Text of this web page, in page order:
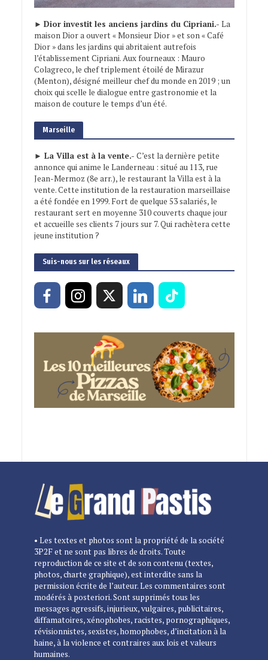
► Dior investit les anciens jardins du Cipriani.- La
maison Dior a ouvert « Monsieur Dior » et son « Café
Dior » dans les jardins qui abritaient autrefois
l’établissement Cipriani. Aux fourneaux : Mauro
Colagreco, le chef triplement étoilé de Mirazur
(Menton), désigné meilleur chef du monde en 2019 ; un
choix qui scelle le dialogue entre gastronomie et la
maison de couture le temps d’un été.
Marseille
► La Villa est à la vente.- C’est la dernière petite
annonce qui anime le Landerneau : situé au 113, rue
Jean-Mermoz (8e arr.), le restaurant la Villa est à la
vente. Cette institution de la restauration marseillaise
a été fondée en 1999. Fort de quelque 53 salariés, le
restaurant sert en moyenne 310 couverts chaque jour
et accueille ses clients 7 jours sur 7. Qui rachètera cette
jeune institution ?
Suis-nous sur les réseaux
• Les textes et photos sont la propriété de la société
3P2F et ne sont pas libres de droits. Toute
reproduction de ce site et de son contenu (textes,
photos, charte graphique), est interdite sans la
permission écrite de l’auteur. Les commentaires sont
modérés à posteriori. Sont supprimés tous les
messages agressifs, injurieux, vulgaires, publicitaires,
diffamatoires, xénophobes, racistes, pornographiques,
révisionnistes, sexistes, homophobes, d’incitation à la
haine, à la violence et contraires aux lois et valeurs
humaines.